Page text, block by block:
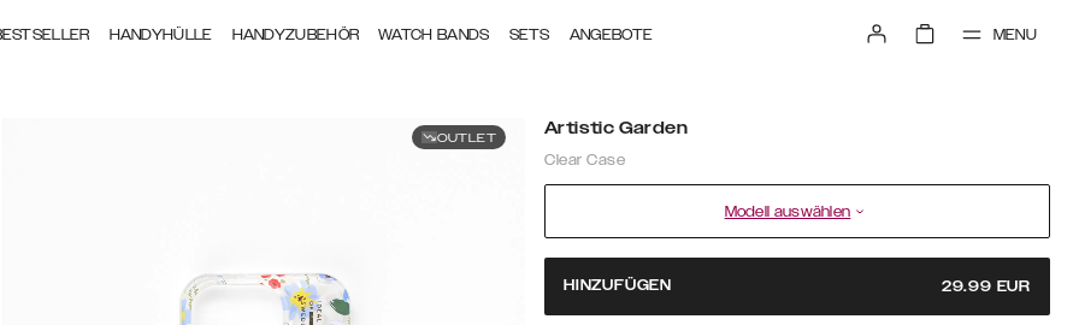
HANDYHÜLLE HANDYZUBEHÖR WATCH BANDS SETS ANGEBOTE MENU
OUTLET Artistic Garden
Clear Case
Modell auswählen
HINZUFÜGEN 29.99 EUR